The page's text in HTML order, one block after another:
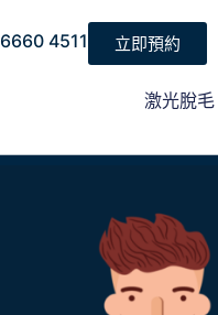
6660 4511 立即預約
激光脫毛